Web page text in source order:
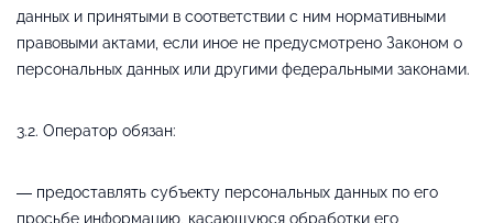
данных и принятыми в соответствии с ним нормативными
правовыми актами, если иное не предусмотрено Законом о
персональных данных или другими федеральными законами.
3.2. Оператор обязан:
— предоставлять субъекту персональных данных по его
просьбе информацию, касающуюся обработки его